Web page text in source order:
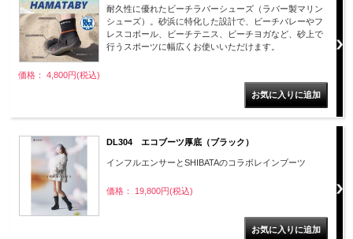
耐久性に優れたビーチラバーシューズ（ラバー製マリン
シューズ）。砂浜に特化した設計で、ビーチバレーやフ
レスコボール、ビーチテニス、ビーチヨガなど、砂上で
行うスポーツに幅広くお使いいただけます。
価格： 4,800円(税込)
DL304 エコブーツ厚底（ブラック）
インフルエンサーとSHIBATAのコラボレインブーツ
価格： 19,800円(税込)